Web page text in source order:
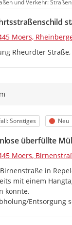
und Verkehr:
Moers,
Rheurdter
Sonstiges Status
Neu
überfüllte
Moers,
in
mit einem
konnte.
Entsorgung